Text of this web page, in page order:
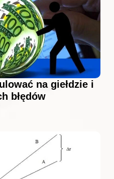
na giełdzie i
błędów